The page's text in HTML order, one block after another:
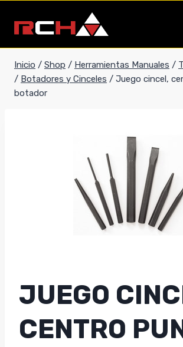
contenido
Inicio / Shop / Herramientas Manuales /
/ Botadores y Cinceles / Juego cincel,
botador
JUEGO
CENTRO